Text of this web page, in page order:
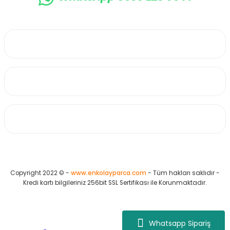
Whatsapp Sipariş
Copyright 2022 © - www.enkolayparca.com - Tüm hakları saklıdır -
Kredi kartı bilgileriniz 256bit SSL Sertifikası ile Korunmaktadır.